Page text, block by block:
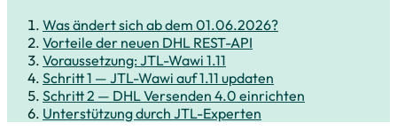
Was ändert sich ab dem 01.06.2026?
Vorteile der neuen DHL REST-API
Voraussetzung: JTL-Wawi 1.11
Schritt 1 — JTL-Wawi auf 1.11 updaten
Schritt 2 — DHL Versenden 4.0 einrichten
Unterstützung durch JTL-Experten